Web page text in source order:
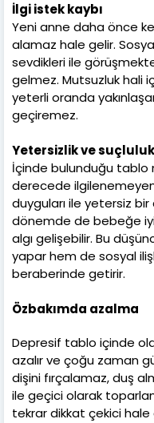
İlgi istek kaybı
Yeni anne daha önce
alamaz hale gelir.
sevdikleri ile
gelmez. Mutsuzluk hali
yeterli oranda
geçiremez.
Yetersizlik ve
İçinde bulunduğu tablo
derecede
duyguları ile yetersiz
dönemde de bebeğe
algı gelişebilir. Bu
yapar hem de sosyal
beraberinde getirir.
Özbakımda azalma
Depresif tablo içinde
azalır ve çoğu zaman
dişini fırçalamaz, duş
ile geçici olarak
tekrar dikkat çekici hale